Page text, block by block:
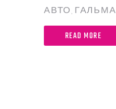
АВТО ГАЛЬМА
READ MORE